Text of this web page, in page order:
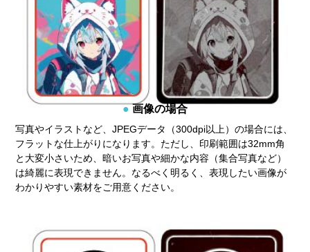
画像の場合
写真やイラストなど、JPEGデータ（300dpi以上）の場合には、
フラットな仕上がりになります。ただし、印刷範囲は32mm角
と大変小さいため、暗いお写真や細かな内容（集合写真など）
は綺麗に表現できません。なるべく明るく、表現したい画像が
わかりやすい素材をご用意ください。